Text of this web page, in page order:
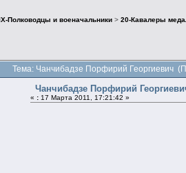
IX-Полководцы и военачальники >20-Кавалеры
Тема: Чанчибадзе Порфирий Георгиевич
Чанчибадзе Порфирий
« : 17 Марта 2011, 17:21:42 »